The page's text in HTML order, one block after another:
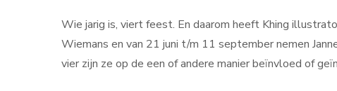
Wie jarig is, viert feest. En daarom heeft Khing
Wiemans en van 21 juni t/m 11 september nemen
vier zijn ze op de een of andere manier beïnvloed of